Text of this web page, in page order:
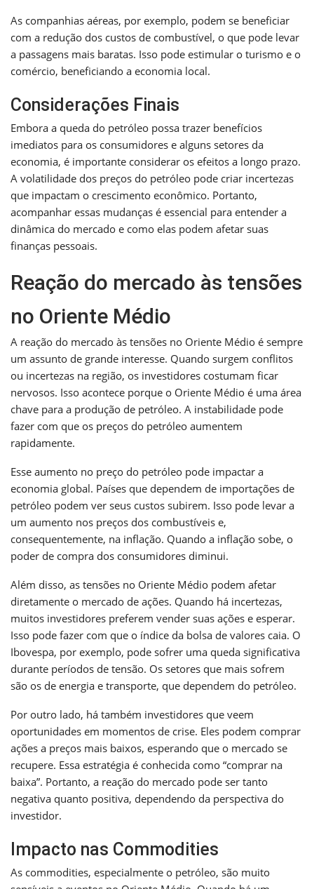
As companhias aéreas, por exemplo, podem se beneficiar
com a redução dos custos de combustível, o que pode levar
a passagens mais baratas. Isso pode estimular o turismo e o
comércio, beneficiando a economia local.
Considerações Finais
Embora a queda do petróleo possa trazer benefícios
imediatos para os consumidores e alguns setores da
economia, é importante considerar os efeitos a longo prazo.
A volatilidade dos preços do petróleo pode criar incertezas
que impactam o crescimento econômico. Portanto,
acompanhar essas mudanças é essencial para entender a
dinâmica do mercado e como elas podem afetar suas
finanças pessoais.
Reação do mercado às tensões
no Oriente Médio
A reação do mercado às tensões no Oriente Médio é sempre
um assunto de grande interesse. Quando surgem conflitos
ou incertezas na região, os investidores costumam ficar
nervosos. Isso acontece porque o Oriente Médio é uma área
chave para a produção de petróleo. A instabilidade pode
fazer com que os preços do petróleo aumentem
rapidamente.
Esse aumento no preço do petróleo pode impactar a
economia global. Países que dependem de importações de
petróleo podem ver seus custos subirem. Isso pode levar a
um aumento nos preços dos combustíveis e,
consequentemente, na inflação. Quando a inflação sobe, o
poder de compra dos consumidores diminui.
Além disso, as tensões no Oriente Médio podem afetar
diretamente o mercado de ações. Quando há incertezas,
muitos investidores preferem vender suas ações e esperar.
Isso pode fazer com que o índice da bolsa de valores caia. O
Ibovespa, por exemplo, pode sofrer uma queda significativa
durante períodos de tensão. Os setores que mais sofrem
são os de energia e transporte, que dependem do petróleo.
Por outro lado, há também investidores que veem
oportunidades em momentos de crise. Eles podem comprar
ações a preços mais baixos, esperando que o mercado se
recupere. Essa estratégia é conhecida como “comprar na
baixa”. Portanto, a reação do mercado pode ser tanto
negativa quanto positiva, dependendo da perspectiva do
investidor.
Impacto nas Commodities
As commodities, especialmente o petróleo, são muito